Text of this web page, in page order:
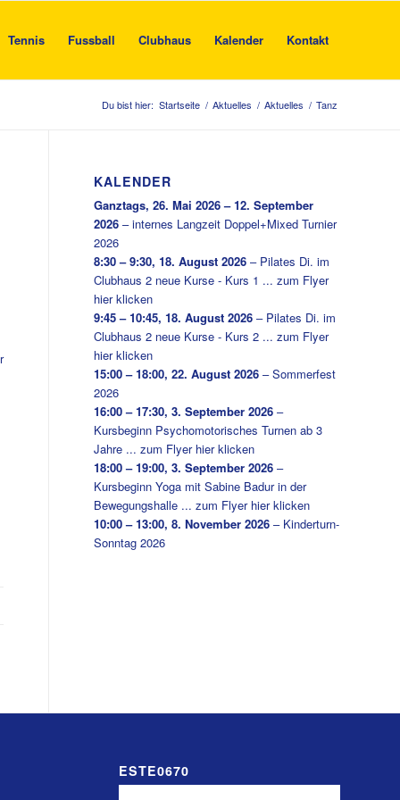
Tennis Fussball Clubhaus Kalender Kontakt
Du bist hier: Startseite / Aktuelles / Aktuelles / Tanz
KALENDER
Ganztags,26. Mai 2026 – 12. September
2026 –internes Langzeit Doppel+Mixed Turnier
2026
8:30 – 9:30,18. August 2026 – Pilates Di. im
Clubhaus 2 neue Kurse - Kurs 1 ... zum Flyer
hier klicken
9:45 – 10:45,18. August 2026 – Pilates Di. im
Clubhaus 2 neue Kurse - Kurs 2 ... zum Flyer
hier klicken
15:00 – 18:00,22. August 2026 –Sommerfest
2026
16:00 – 17:30,3. September 2026 –
Kursbeginn Psychomotorisches Turnen ab 3
Jahre ... zum Flyer hier klicken
18:00 – 19:00,3. September 2026 –
Kursbeginn Yoga mit Sabine Badur in der
Bewegungshalle ... zum Flyer hier klicken
10:00 – 13:00,8. November 2026 – Kinderturn-
Sonntag 2026
ESTE0670